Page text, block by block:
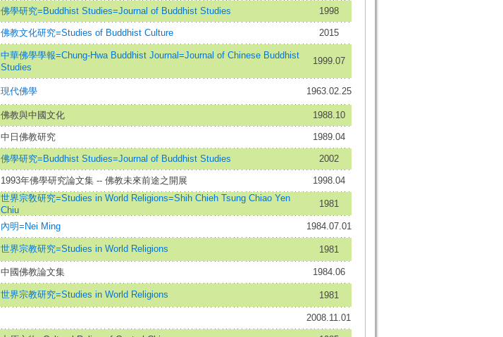
佛學研究=Buddhist Studies=Journal of Buddhist Studies 1998
佛教文化研究=Studies of Buddhist Culture
2015
中華佛學學報=Chung-Hwa Buddhist Journal=Journal of Chinese Buddhist
Studies
1999.07
現代佛學 1963.02.25
佛教與中國文化 1988.10
中日佛教研究 1989.04
佛學研究=Buddhist Studies=Journal of Buddhist Studies 2002
1993年佛學研究論文集 -- 佛教未來前途之開展 1998.04
世界宗敎研究=Studies in World Religions=Shih Chieh Tsung Chiao Yen
Chiu
1981
內明=Nei Ming 1984.07.01
世界宗教研究=Studies in World Religions 1981
中國佛教論文集 1984.06
世界宗教研究=Studies in World Religions 1981
2008.11.01